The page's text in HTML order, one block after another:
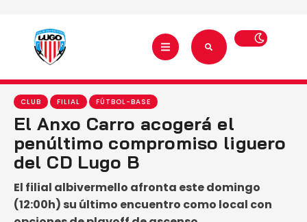
CLUB FILIAL FÚTBOL-BASE
El Anxo Carro acogerá el
penúltimo compromiso liguero
del CD Lugo B
El filial albivermello afronta este domingo
(12:00h) su último encuentro como local con